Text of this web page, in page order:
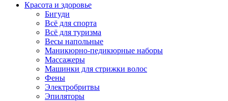
Красота и здоровье
Бигуди
Всё для спорта
Всё для туризма
Весы напольные
Маникюрно-педикюрные наборы
Массажеры
Машинки для стрижки волос
Фены
Электробритвы
Эпиляторы